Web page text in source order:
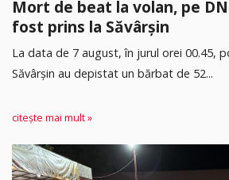
Mort de beat la volan, pe
fost prins la Săvârșin
​La data de 7 august, în jurul orei 00.45,
Săvârșin au depistat un bărbat de 52...
citește mai mult »